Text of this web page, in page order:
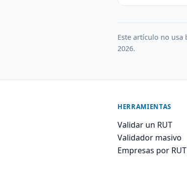
Este artículo no usa
2026.
HERRAMIENTAS
Validar un RUT
Validador masivo
Empresas por RUT